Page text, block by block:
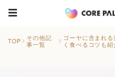
TOP
その他記
事一覧
ゴーヤに含まれ
く食べるコツも紹